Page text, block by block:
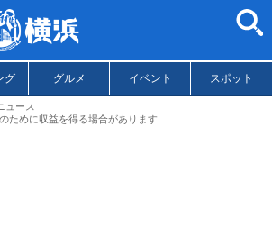
グ グルメ イベント スポット
ュース
ために収益を得る場合があります